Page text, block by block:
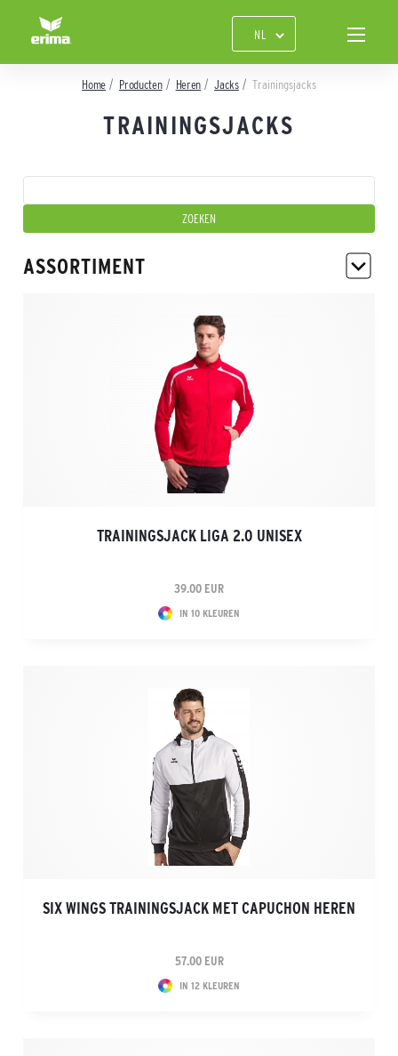
Home Producten Heren Jacks Trainingsjacks
TRAININGSJACKS
ASSORTIMENT
TRAININGSJACK LIGA 2.0 UNISEX
39.00 EUR
IN 10 KLEUREN
SIX WINGS TRAININGSJACK MET CAPUCHON HEREN
57.00 EUR
IN 12 KLEUREN